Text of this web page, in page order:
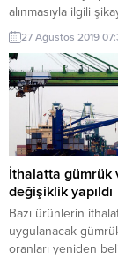
alınmasıyla ilgili
hatırlatarak, konuyla
inceleme/soruşturma
duyurdu. Buna
incelemelerden 7’si
sonuçlandırılırken,
‘idarecilik görevinin
teklifi getirildi.
27 Ağustos 2019
İthalatta gümrük
değişiklik yapıldı
Bazı ürünlerin
uygulanacak
oranları yeniden